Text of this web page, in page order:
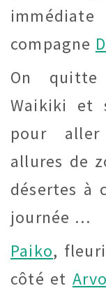
compagne
On quitte
Waikiki et
pour
allures de
désertes à
journée …
Paiko,
côté et Arvo